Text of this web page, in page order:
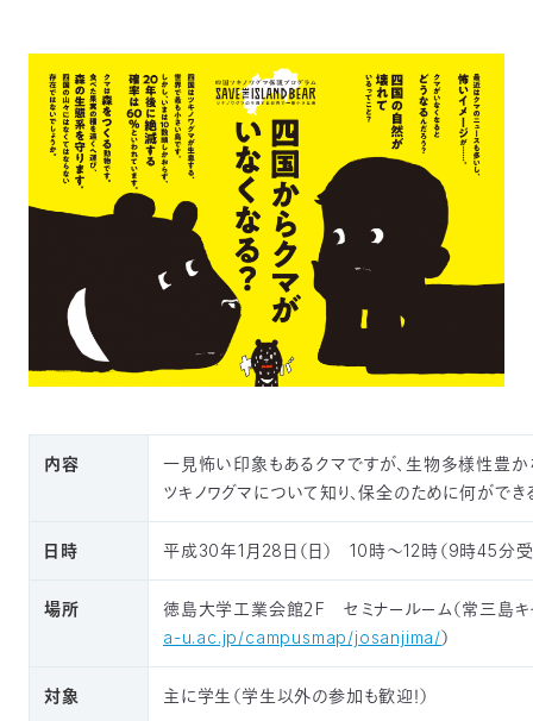
内容
一見怖い印象もあるクマですが、生物多様性豊
ツキノワグマについて知り、保全のために何ができ
日時 平成30年1月28日（日） 10時～12時（9時45分
場所
徳島大学工業会館２F セミナールーム（常三島キ
a-u.ac.jp/campusmap/josanjima/）
対象 主に学生（学生以外の参加も歓迎！）